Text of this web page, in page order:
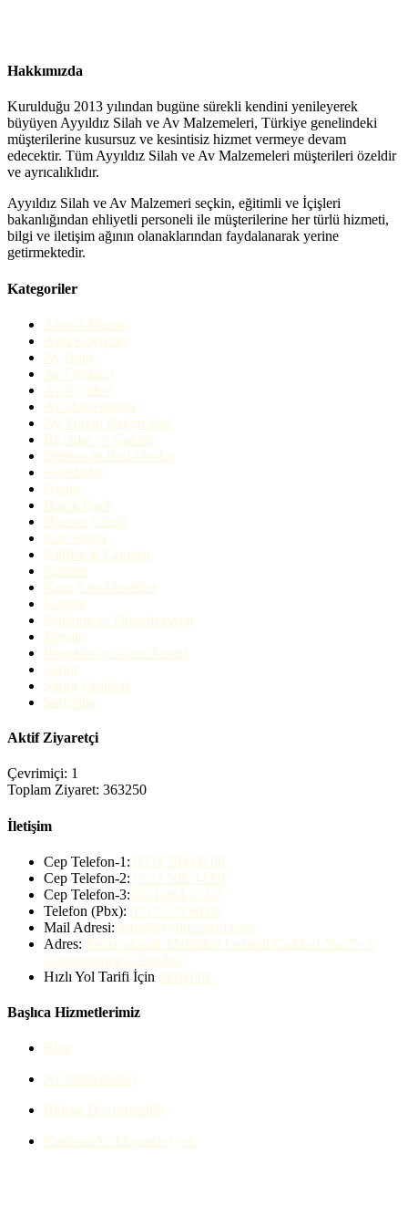
Hakkımızda
Kurulduğu 2013 yılından bugüne sürekli kendini yenileyerek
büyüyen Ayyıldız Silah ve Av Malzemeleri, Türkiye genelindeki
müşterilerine kusursuz ve kesintisiz hizmet vermeye devam
edecektir. Tüm Ayyıldız Silah ve Av Malzemeleri müşterileri özeldir
ve ayrıcalıklıdır.
Ayyıldız Silah ve Av Malzemeri seçkin, eğitimli ve İçişleri
bakanlığından ehliyetli personeli ile müşterilerine her türlü hizmeti,
bilgi ve iletişim ağının olanaklarından faydalanarak yerine
getirmektedir.
Kategoriler
Airsoft Mermi
Askı Kayışları
Av Botu
Av Fişekleri
Av Kıyafeti
Av Malzemeleri
Av Tüfeği Bakım Seti
Bıçaklar ve Çakılar
Dürbün & Red-Dot'lar
Fişeklikler
Giyim
Havai Fişek
Hücum Yeleği
Kar Spreyi
Kılıflar & Çantalar
Konfeti
Kuru Sıkı Mermiler
Kuşluk
Kutlama ve Organizasyon
Meşale
Projektör ve Gece Feneri
Şarjör
Sarjör Çeşitleri
Şarjörlük
Aktif Ziyaretçi
Çevrimiçi: 1
Toplam Ziyaret: 363250
İletişim
Cep Telefon-1: 0534 294 60 60
Cep Telefon-2: 0533 506 34 60
Cep Telefon-3:0531 084 57 92
Telefon (Pbx): 0212 535 60 00
Mail Adresi: info@ayyildizsilah.com
Adres: Fevziçakmak Mahallesi Gebzeli Caddesi No:35-A
Gaziosmanpaşa/İstanbul
Hızlı Yol Tarifi İçin tıklayınız.
Başlıca Hizmetlerimiz
Blog
Av Malzemeleri
Ruhsat Danışmanlığı
Kutlama Ve Organizasyon